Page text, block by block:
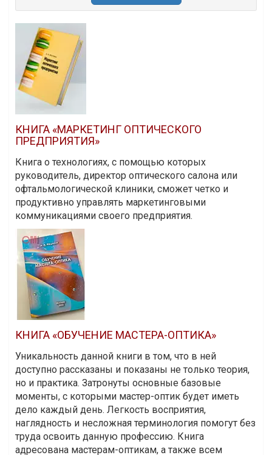
КНИГА «МАРКЕТИНГ ОПТИЧЕСКОГО
ПРЕДПРИЯТИЯ»
Книга о технологиях, с помощью которых
руководитель, директор оптического салона или
офтальмологической клиники, сможет четко и
продуктивно управлять маркетинговыми
коммуникациями своего предприятия.
КНИГА «ОБУЧЕНИЕ МАСТЕРА-ОПТИКА»
Уникальность данной книги в том, что в ней
доступно рассказаны и показаны не только теория,
но и практика. Затронуты основные базовые
моменты, с которыми мастер-оптик будет иметь
дело каждый день. Легкость восприятия,
наглядность и несложная терминология помогут без
труда освоить данную профессию. Книга
адресована мастерам-оптикам, а также всем